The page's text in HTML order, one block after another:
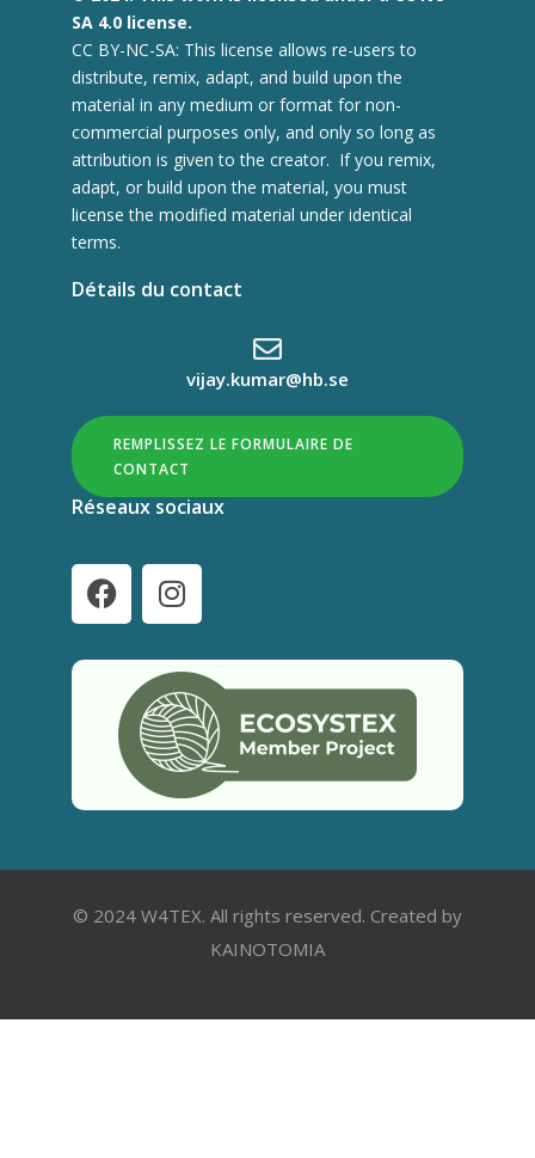
SA 4.0 license.
CC BY-NC-SA: This license allows re-users to
distribute, remix, adapt, and build upon the
material in any medium or format for non-
commercial purposes only, and only so long as
attribution is given to the creator. If you remix,
adapt, or build upon the material, you must
license the modified material under identical
terms.
Détails du contact
vijay.kumar@hb.se
REMPLISSEZ LE FORMULAIRE DE
CONTACT
Réseaux sociaux
© 2024 W4TEX. All rights reserved. Created by
KAINOTOMIA